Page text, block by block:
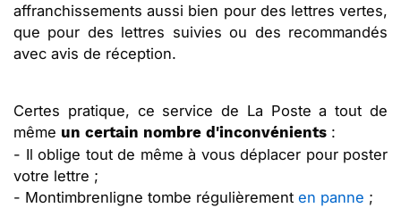
affranchissements aussi bien pour des lettres vertes,
que pour des lettres suivies ou des recommandés
avec avis de réception.
Certes pratique, ce service de La Poste a tout de
même un certain nombre d'inconvénients :
- Il oblige tout de même à vous déplacer pour poster
votre lettre ;
- Montimbrenligne tombe régulièrement en panne ;